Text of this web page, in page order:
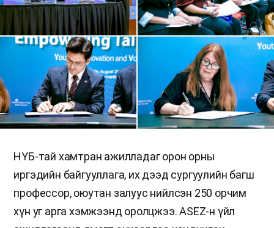
НҮБ-тай хамтран ажилладаг орон орны
иргэдийн байгууллага, их дээд сургуулийн багш
профессор, оюутан залуус нийлсэн 250 орчим
хүн уг арга хэмжээнд оролцжээ. ASEZ-н үйл